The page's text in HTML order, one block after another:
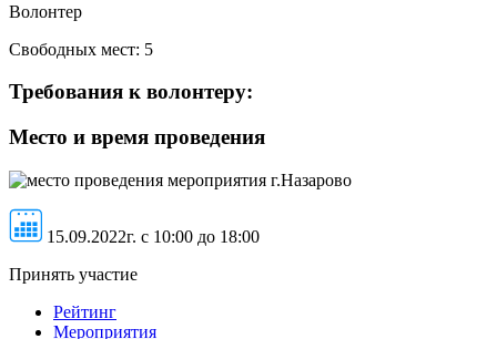
Волонтер
Свободных мест: 5
Требования к волонтеру:
Место и время проведения
г.Назарово
15.09.2022г. c 10:00 до 18:00
Принять участие
Рейтинг
Мероприятия